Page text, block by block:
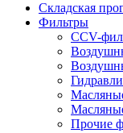
Складская
Фильтры
CCV-
Прочие